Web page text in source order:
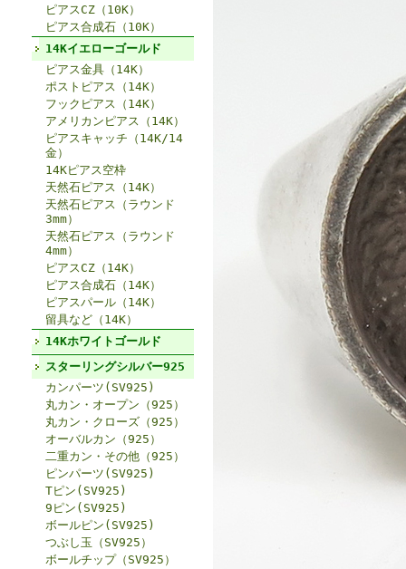
ピアスCZ（10K）
ピアス合成石（10K）
14Kイエローゴールド
ピアス金具（14K）
ポストピアス（14K）
フックピアス（14K）
アメリカンピアス（14K）
ピアスキャッチ（14K/14
金）
14Kピアス空枠
天然石ピアス（14K）
天然石ピアス（ラウンド
3mm）
天然石ピアス（ラウンド
4mm）
ピアスCZ（14K）
ピアス合成石（14K）
ピアスパール（14K）
留具など（14K）
14Kホワイトゴールド
スターリングシルバー925
カンパーツ(SV925)
丸カン・オープン（925）
丸カン・クローズ（925）
オーバルカン（925）
二重カン・その他（925）
ピンパーツ(SV925)
Tピン(SV925)
9ピン(SV925)
ボールピン(SV925)
つぶし玉（SV925）
ボールチップ（SV925）